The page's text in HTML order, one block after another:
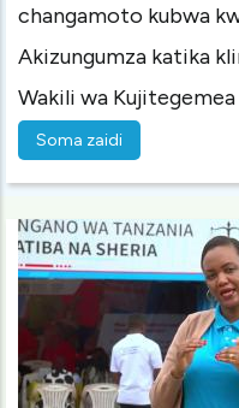
changamoto kubwa
Akizungumza katika
Wakili wa
Soma zaidi